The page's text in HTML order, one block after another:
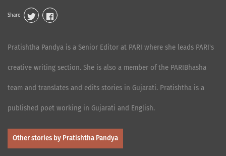
Share
Pratishtha Pandya is a Senior Editor at PARI where she leads PARI's
creative writing section. She is also a member of the PARIBhasha
team and translates and edits stories in Gujarati. Pratishtha is a
published poet working in Gujarati and English.
Other stories by Pratishtha Pandya